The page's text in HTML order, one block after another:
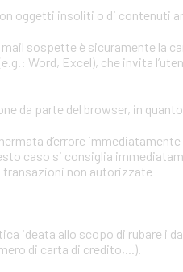
oggetti insoliti o di contenuti
mail sospette è sicuramente
Word, Excel), che invita
da parte del browser, in
d’errore
caso si consiglia
non autorizzate
ideata allo scopo di rubare i
di carta di credito,...).